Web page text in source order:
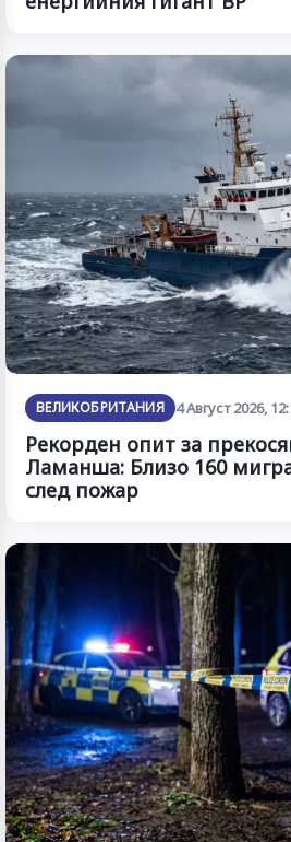
ВЕЛИКОБРИТАНИЯ 4 Август 2026,
Рекорден опит за
Ламанша: Близо 160
след пожар